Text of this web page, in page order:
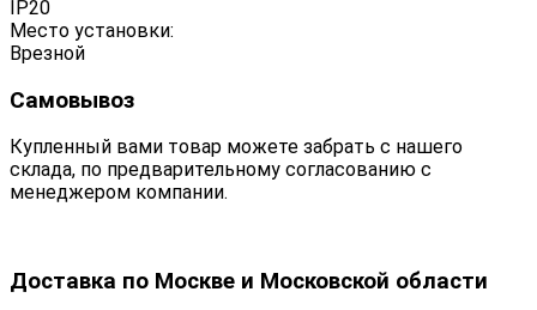
IP20
Место установки:
Врезной
Самовывоз
Купленный вами товар можете забрать с нашего
склада, по предварительному согласованию с
менеджером компании.
Доставка по Москве и Московской области